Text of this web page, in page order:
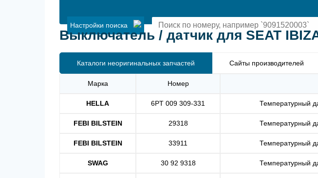
Настройки поиска
Выключатель / датчик для SEAT
Каталоги неоригинальных запчастей Сайты производителей
Марка Номер
HELLA 6PT 009 309-331 Температурный
FEBI BILSTEIN 29318 Температурный
FEBI BILSTEIN 33911 Температурный
SWAG 30 92 9318 Температурный